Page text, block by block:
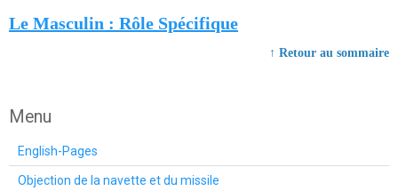
Le Masculin : Rôle Spécifique
↑ Retour au sommaire
Menu
English-Pages
Objection de la navette et du missile